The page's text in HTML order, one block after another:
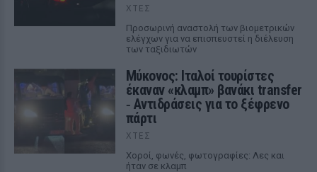
ΧΤΕΣ
Προσωρινή αναστολή των βιομετρικών
ελέγχων για να επισπευστεί η διέλευση
των ταξιδιωτών
Μύκονος: Ιταλοί τουρίστες
έκαναν «κλαμπ» βανάκι transfer
‑ Αντιδράσεις για το ξέφρενο
πάρτι
ΧΤΕΣ
Χοροί, φωνές, φωτογραφίες: Λες και
ήταν σε κλαμπ